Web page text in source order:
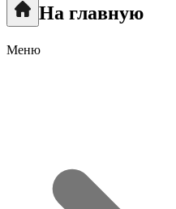
На главную
Меню